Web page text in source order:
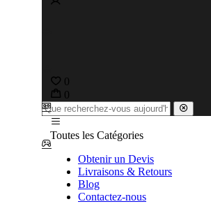
0
0
Toutes les Catégories
Obtenir un Devis
Livraisons & Retours
Blog
Contactez-nous